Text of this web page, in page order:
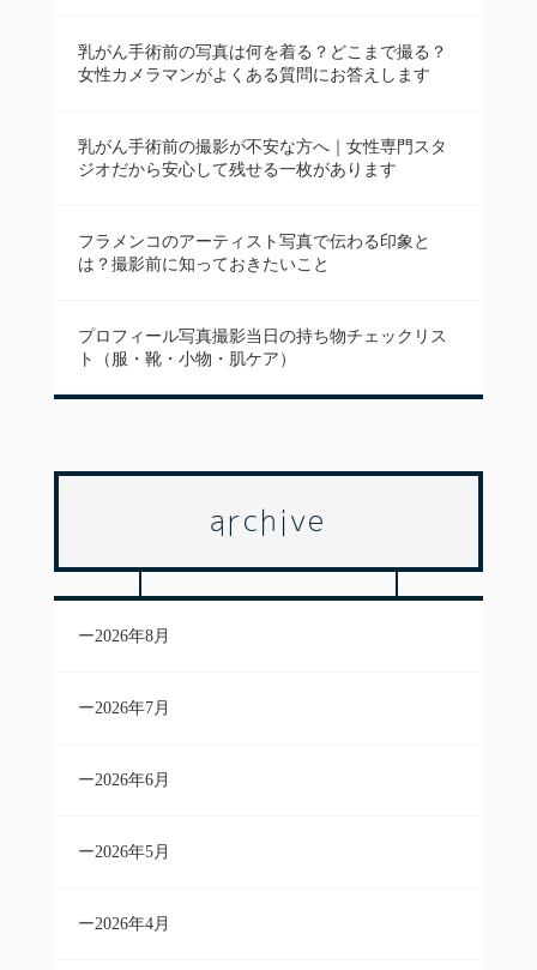
乳がん手術前の写真は何を着る？どこまで撮る？
女性カメラマンがよくある質問にお答えします
乳がん手術前の撮影が不安な方へ｜女性専門スタ
ジオだから安心して残せる一枚があります
フラメンコのアーティスト写真で伝わる印象と
は？撮影前に知っておきたいこと
プロフィール写真撮影当日の持ち物チェックリス
ト（服・靴・小物・肌ケア）
archive
2026年8月
2026年7月
2026年6月
2026年5月
2026年4月